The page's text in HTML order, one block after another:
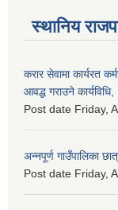
स्थानिय
करार सेवामा कार्यरत
आवद्ध गराउने
Post date Friday,
अन्नपूर्ण गाउँपालिका
Post date Friday,